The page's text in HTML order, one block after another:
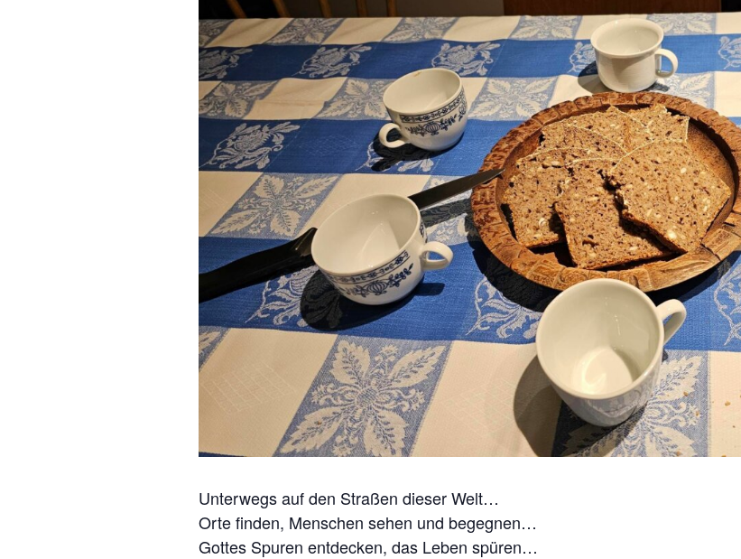
Unterwegs auf den Straßen dieser Welt…
Orte finden, Menschen sehen und begegnen…
Gottes Spuren entdecken, das Leben spüren…